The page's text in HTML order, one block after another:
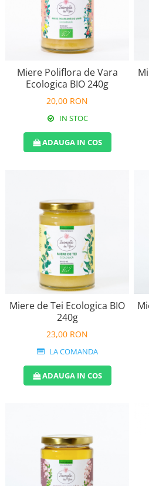
Miere Poliflora de Vara
Ecologica BIO 240g
20,00 RON
IN STOC
ADAUGA IN COS
Miere de Tei Ecologica BIO
240g
23,00 RON
LA COMANDA
ADAUGA IN COS